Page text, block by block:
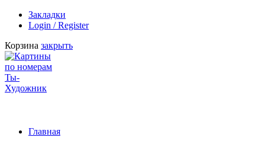
Закладки
Login / Register
Корзина закрыть
Главная